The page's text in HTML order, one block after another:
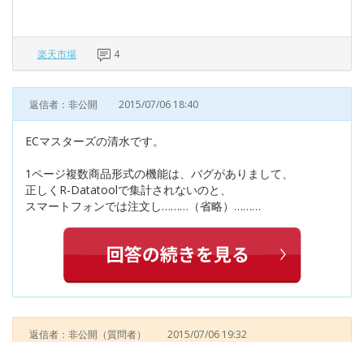
楽天市場 4
返信者：非公開 2015/07/06 18:40
ECマスターズの清水です。
1ページ複数商品形式の機能は、バグがありまして、
正しくR-Datatoolで集計されないのと、
スマートフォンでは注文し………（省略）………
返信者：非公開 （質問者） 2015/07/06 19:32